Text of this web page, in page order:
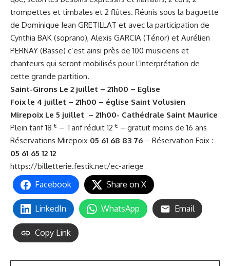
trompettes et timbales et 2 flûtes. Réunis sous la baguette
de Dominique Jean GRETILLAT et avec la participation de
Cynthia BAK (soprano), Alexis GARCIA (Ténor) et Aurélien
PERNAY (Basse) c’est ainsi près de 100 musiciens et
chanteurs qui seront mobilisés pour l’interprétation de
cette grande partition.
Saint-Girons Le 2 juillet – 21h00 – Eglise
Foix le 4 juillet – 21h00 – église Saint Volusien
Mirepoix Le 5 juillet – 21h00- Cathédrale Saint Maurice
Plein tarif 18 € – Tarif réduit 12 € – gratuit moins de 16 ans
Réservations Mirepoix 05 61 68 83 76 – Réservation Foix :
05 61 65 12 12
https://billetterie.festik.net/ec-ariege
Facebook Share on X
LinkedIn WhatsApp Email
Copy Link